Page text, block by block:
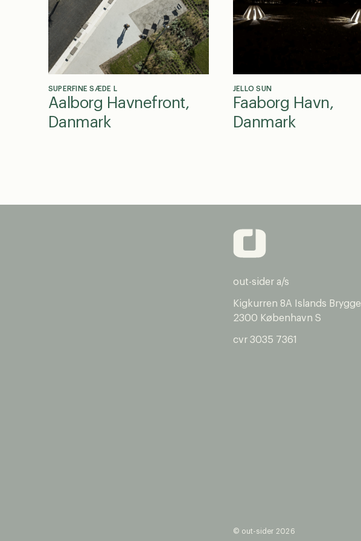
SUPERFINE SÆDE L
Aalborg Havnefront,
Danmark
JELLO SUN
Faaborg Havn,
Danmark
out-sider a/s
Kigkurren 8A Islands Brygge
2300 København S
cvr 3035 7361
© out-sider 2026